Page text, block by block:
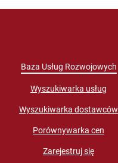
Baza Usług Rozwojowych
Wyszukiwarka usług
Wyszukiwarka dostawców
Porównywarka cen
Zarejestruj się